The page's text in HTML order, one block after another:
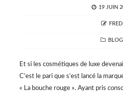
POSTED
19 JUIN
FRED
BLOG
Et si les cosmétiques de luxe
C’est le pari que s’est lancé la
« La bouche rouge ». Ayant pris